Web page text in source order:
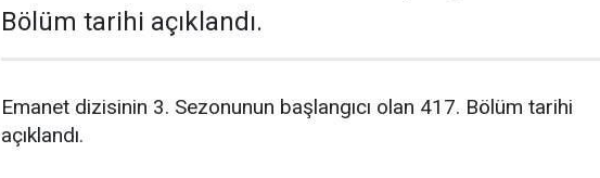
Bölüm tarihi açıklandı.
Emanet dizisinin 3. Sezonunun başlangıcı olan 417. Bölüm tarihi
açıklandı.